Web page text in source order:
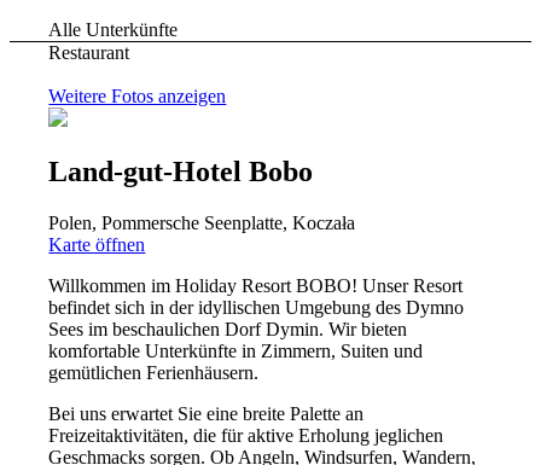
Alle Unterkünfte
Restaurant
Weitere Fotos anzeigen
Land-gut-Hotel Bobo
Polen, Pommersche Seenplatte, Koczała
Karte öffnen
Willkommen im Holiday Resort BOBO! Unser Resort
befindet sich in der idyllischen Umgebung des Dymno
Sees im beschaulichen Dorf Dymin. Wir bieten
komfortable Unterkünfte in Zimmern, Suiten und
gemütlichen Ferienhäusern.
Bei uns erwartet Sie eine breite Palette an
Freizeitaktivitäten, die für aktive Erholung jeglichen
Geschmacks sorgen. Ob Angeln, Windsurfen, Wandern,